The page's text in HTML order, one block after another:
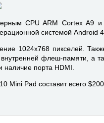
CPU ARM Cortex A9 и
системой Android
1024х768 пикселей.
флеш-памяти, а
порта HDMI.
Mini Pad составит всего $200.